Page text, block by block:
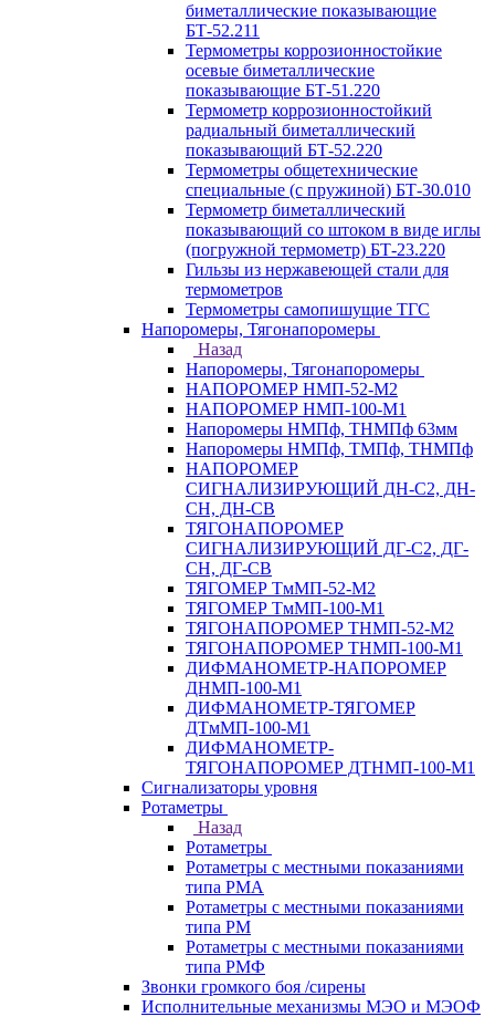
биметаллические показывающие
БТ-52.211
Термометры коррозионностойкие
осевые биметаллические
показывающие БТ-51.220
Термометр коррозионностойкий
радиальный биметаллический
показывающий БТ-52.220
Термометры общетехнические
специальные (с пружиной) БТ-30.010
Термометр биметаллический
показывающий со штоком в виде иглы
(погружной термометр) БТ-23.220
Гильзы из нержавеющей стали для
термометров
Термометры самопишущие ТГС
Напоромеры, Тягонапоромеры
Назад
Напоромеры, Тягонапоромеры
НАПОРОМЕР НМП-52-М2
НАПОРОМЕР НМП-100-М1
Напоромеры НМПф, ТНМПф 63мм
Напоромеры НМПф, ТМПф, ТНМПф
НАПОРОМЕР
СИГНАЛИЗИРУЮЩИЙ ДН-С2, ДН-
СН, ДН-СВ
ТЯГОНАПОРОМЕР
СИГНАЛИЗИРУЮЩИЙ ДГ-С2, ДГ-
СН, ДГ-СВ
ТЯГОМЕР ТмМП-52-М2
ТЯГОМЕР ТмМП-100-М1
ТЯГОНАПОРОМЕР ТНМП-52-М2
ТЯГОНАПОРОМЕР ТНМП-100-М1
ДИФМАНОМЕТР-НАПОРОМЕР
ДНМП-100-М1
ДИФМАНОМЕТР-ТЯГОМЕР
ДТмМП-100-М1
ДИФМАНОМЕТР-
ТЯГОНАПОРОМЕР ДТНМП-100-М1
Сигнализаторы уровня
Ротаметры
Назад
Ротаметры
Ротаметры с местными показаниями
типа РМА
Ротаметры с местными показаниями
типа РМ
Ротаметры с местными показаниями
типа РМФ
Звонки громкого боя /сирены
Исполнительные механизмы МЭО и МЭОФ